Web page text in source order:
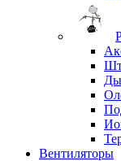
Вентиляторы